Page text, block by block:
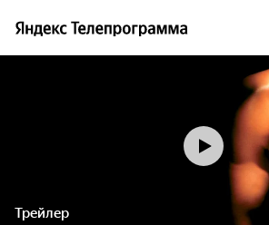
Трейлер